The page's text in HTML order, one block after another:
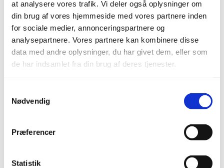
at analysere vores trafik. Vi deler også oplysninger om
din brug af vores hjemmeside med vores partnere inden
for sociale medier, annonceringspartnere og
analysepartnere. Vores partnere kan kombinere disse
data med andre oplysninger, du har givet dem, eller som
de har indsamlet fra din brug af deres tjenester.
Nødvendig
Præferencer
Statistik
2018 (5)
2017 (7)
2016 (10)
2015 (7)
2014 (8)
2013 (9)
2011 (8)
april (1)
2008 (3)